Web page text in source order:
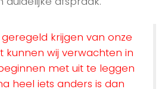
krijgen van onze
kunnen wij verwachten in
met uit te leggen
heel iets anders is dan